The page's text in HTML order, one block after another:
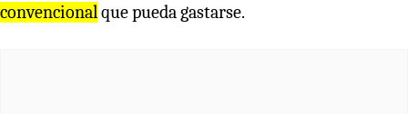
convencionalque pueda gastarse.